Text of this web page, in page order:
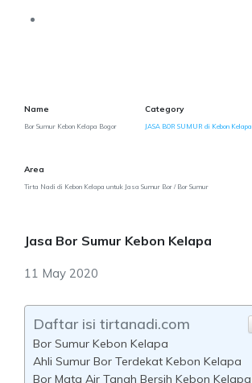
Name
Bor Sumur Kebon Kelapa Bogor
Category
JASA BOR SUMUR di Kebon Kelapa
Area
Tirta Nadi di Kebon Kelapa untuk Jasa Sumur Bor / Bor Sumur
Jasa Bor Sumur Kebon Kelapa
11 May 2020
Daftar isi tirtanadi.com
Bor Sumur Kebon Kelapa
Ahli Sumur Bor Terdekat Kebon Kelapa
Bor Mata Air Tanah Bersih Kebon Kelapa